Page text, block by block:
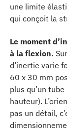
une limite
qui conçoit la
Le moment
à la flexion.
d’inertie varie
60 x 30 mm
plus qu’un
hauteur).
pas un détail,